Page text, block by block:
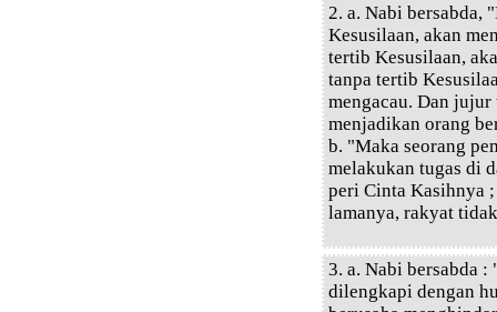
2. a. Nabi bersabda,
Kesusilaan, akan
tertib Kesusilaan,
tanpa tertib
mengacau. Dan
menjadikan orang
b. "Maka seorang
melakukan tugas di
peri Cinta Kasihnya
lamanya, rakyat
3. a. Nabi bersabda
dilengkapi dengan